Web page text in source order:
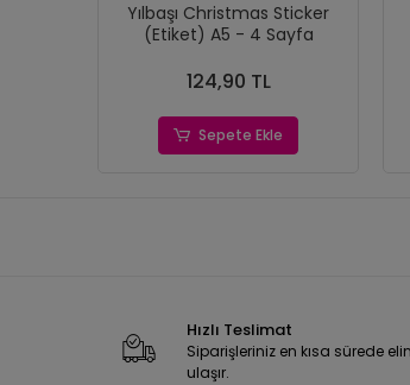
Yılbaşı Christmas Sticker
(Etiket) A5 - 4 Sayfa
124,90 TL
Sepete Ekle
Hızlı Teslimat
Siparişleriniz en kısa sürede
ulaşır.